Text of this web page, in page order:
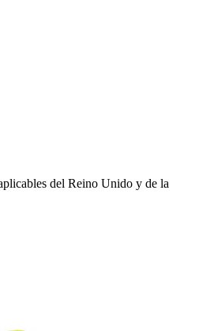
del Reino Unido y de la